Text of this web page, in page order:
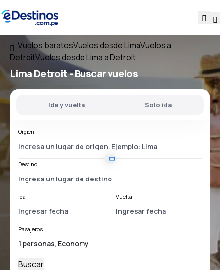
Vuelos baratosVuelos desde LimaVuelos a
DetroitVuelos desde Lima a Detroit
Lima Detroit- Buscar vuelos
Ida y vuelta Solo ida
Orgien
Destino
Ida Vuelta
Pasajeros
Buscar